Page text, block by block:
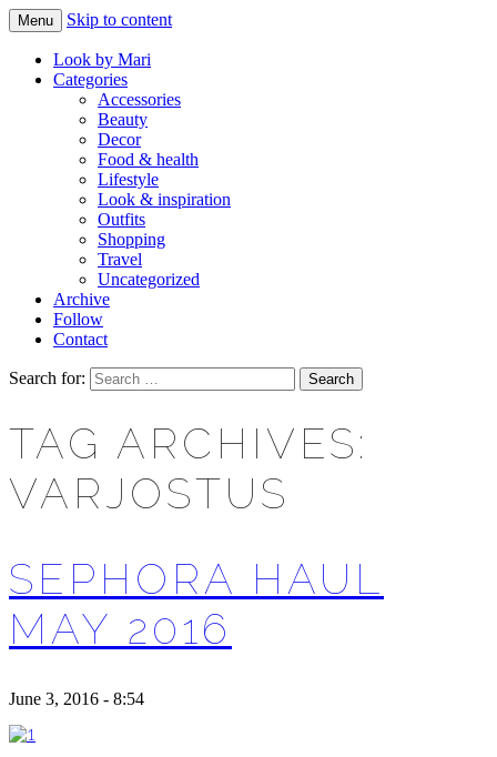
LOOK BY MARI
Makeup & beauty blog
Menu Skip to content
Look by Mari
Categories
Accessories
Beauty
Decor
Food & health
Lifestyle
Look & inspiration
Outfits
Shopping
Travel
Uncategorized
Archive
Follow
Contact
Search for:
TAG ARCHIVES:
VARJOSTUS
SEPHORA HAUL
MAY 2016
June 3, 2016 - 8:54